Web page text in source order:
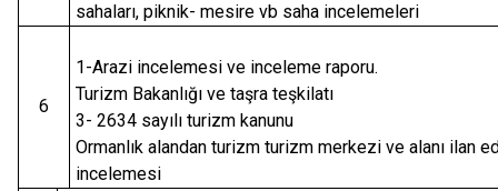
sahaları, piknik- mesire vb saha
6
1-Arazi incelemesi ve inceleme raporu.
Turizm Bakanlığı ve taşra
3- 2634 sayılı turizm
Ormanlık alandan turizm turizm merkezi ve alanı ilan
incelemesi